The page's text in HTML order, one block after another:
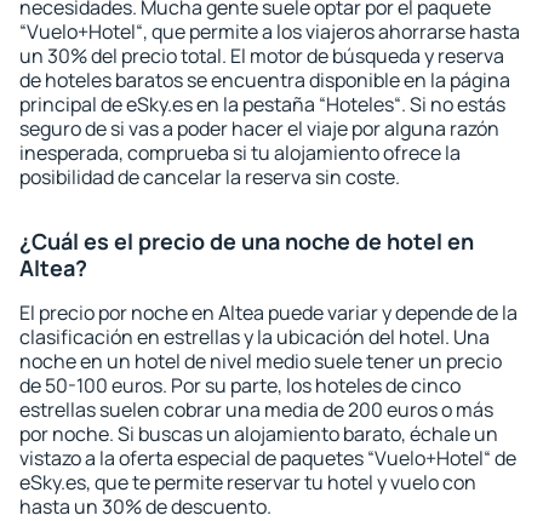
necesidades. Mucha gente suele optar por el paquete
“Vuelo+Hotel“, que permite a los viajeros ahorrarse hasta
un 30% del precio total. El motor de búsqueda y reserva
de hoteles baratos se encuentra disponible en la página
principal de eSky.es en la pestaña “Hoteles“. Si no estás
seguro de si vas a poder hacer el viaje por alguna razón
inesperada, comprueba si tu alojamiento ofrece la
posibilidad de cancelar la reserva sin coste.
¿Cuál es el precio de una noche de hotel en
Altea?
El precio por noche en Altea puede variar y depende de la
clasificación en estrellas y la ubicación del hotel. Una
noche en un hotel de nivel medio suele tener un precio
de 50-100 euros. Por su parte, los hoteles de cinco
estrellas suelen cobrar una media de 200 euros o más
por noche. Si buscas un alojamiento barato, échale un
vistazo a la oferta especial de paquetes “Vuelo+Hotel“ de
eSky.es, que te permite reservar tu hotel y vuelo con
hasta un 30% de descuento.